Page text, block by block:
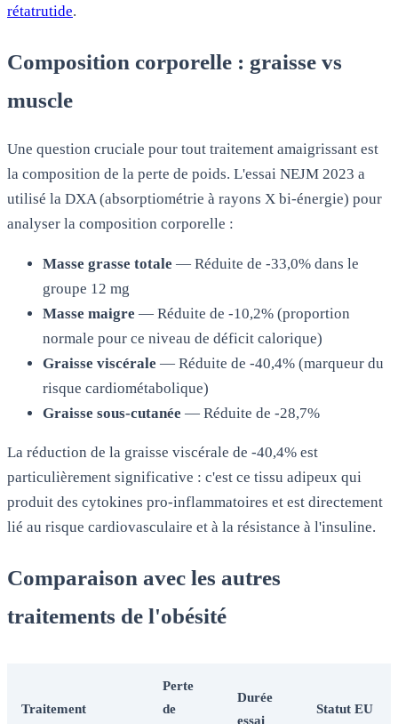
rétatrutide.
Composition corporelle : graisse vs
muscle
Une question cruciale pour tout traitement amaigrissant est
la composition de la perte de poids. L'essai NEJM 2023 a
utilisé la DXA (absorptiométrie à rayons X bi-énergie) pour
analyser la composition corporelle :
Masse grasse totale — Réduite de -33,0% dans le
groupe 12 mg
Masse maigre — Réduite de -10,2% (proportion
normale pour ce niveau de déficit calorique)
Graisse viscérale — Réduite de -40,4% (marqueur du
risque cardiométabolique)
Graisse sous-cutanée — Réduite de -28,7%
La réduction de la graisse viscérale de -40,4% est
particulièrement significative : c'est ce tissu adipeux qui
produit des cytokines pro-inflammatoires et est directement
lié au risque cardiovasculaire et à la résistance à l'insuline.
Comparaison avec les autres
traitements de l'obésité
Traitement
Perte
de
Durée
essai
Statut EU